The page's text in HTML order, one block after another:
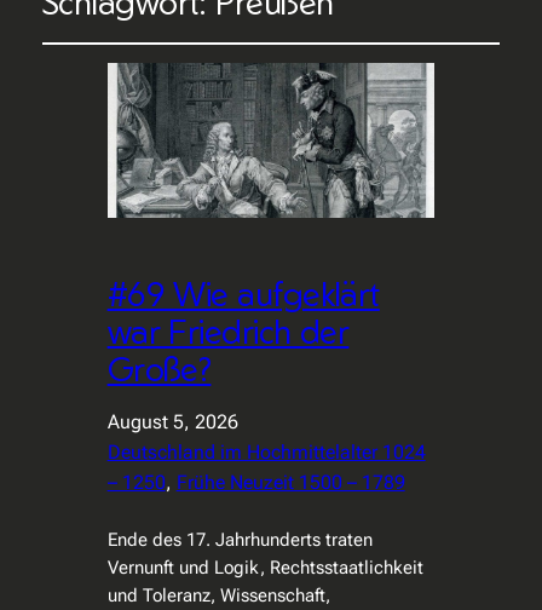
#69 Wie aufgeklärt
war Friedrich der
Große?
August 5, 2026
Deutschland im Hochmittelalter 1024
– 1250, Frühe Neuzeit 1500 – 1789
Ende des 17. Jahrhunderts traten
Vernunft und Logik, Rechtsstaatlichkeit
und Toleranz, Wissenschaft,